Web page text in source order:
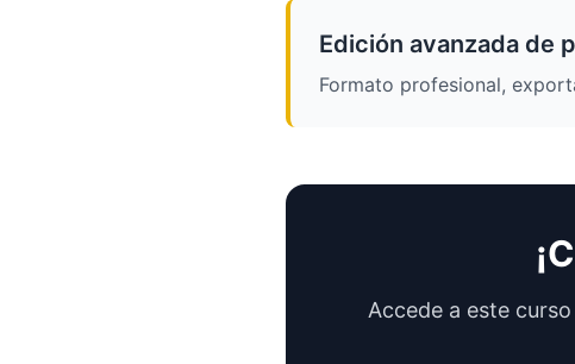
Edición avanzada de
Formato profesional,
Accede a este